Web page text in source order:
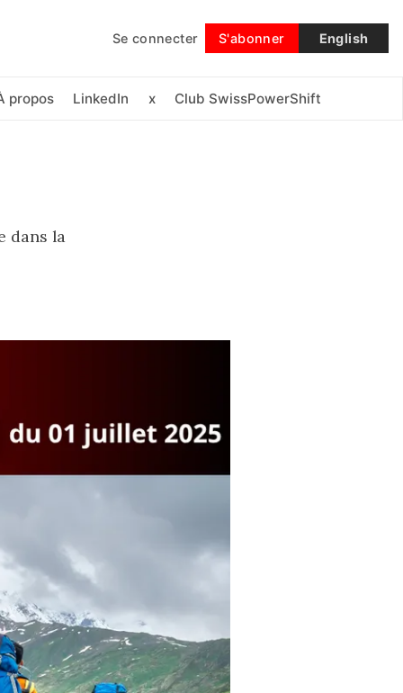
Se connecter S'abonner English
propos LinkedIn x Club SwissPowerShift
Suivre
dans la